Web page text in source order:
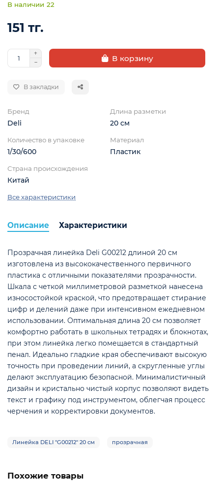
22
151 тг.
В корзину
В закладки
Бренд
Deli
Длина разметки
20 см
Количество в упаковке
1/30/600
Материал
Пластик
Страна происхождения
Китай
Все характеристики
Описание Характеристики
Прозрачная линейка Deli G00212 длиной 20 см
изготовлена из высококачественного первичного
пластика с отличными показателями прозрачности.
Шкала с четкой миллиметровой разметкой нанесена
износостойкой краской, что предотвращает стирание
цифр и делений даже при интенсивном ежедневном
использовании. Оптимальная длина 20 см позволяет
комфортно работать в школьных тетрадях и блокнотах,
при этом линейка легко помещается в стандартный
пенал. Идеально гладкие края обеспечивают высокую
точность при проведении линий, а скругленные углы
делают эксплуатацию безопасной. Минималистичный
дизайн и кристально чистый корпус позволяют видеть
текст и графику под инструментом, облегчая процесс
черчения и корректировки документов.
Линейка DELI "G00212" 20 см прозрачная
Похожие товары